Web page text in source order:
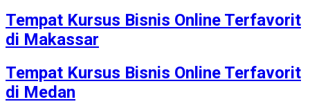
Tempat Kursus Bisnis Online Terfavorit
di Makassar
Tempat Kursus Bisnis Online Terfavorit
di Medan